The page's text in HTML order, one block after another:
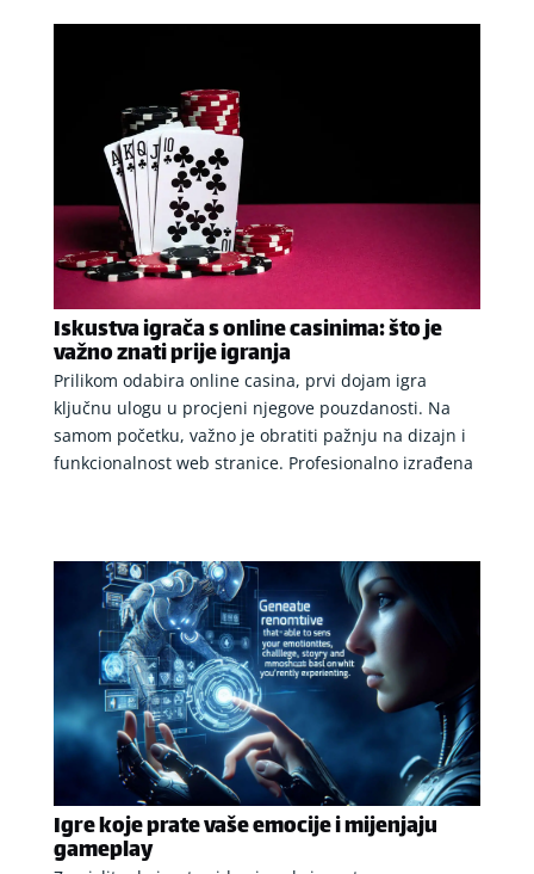
Iskustva igrača s online casinima: što je
važno znati prije igranja
Prilikom odabira online casina, prvi dojam igra
ključnu ulogu u procjeni njegove pouzdanosti. Na
samom početku, važno je obratiti pažnju na dizajn i
funkcionalnost web stranice. Profesionalno izrađena
Igre koje prate vaše emocije i mijenjaju
gameplay